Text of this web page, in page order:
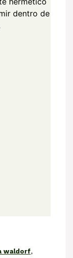
dentro de
waldorf,